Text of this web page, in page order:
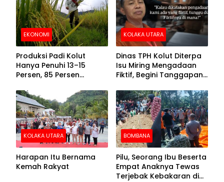
EKONOMI
Produksi Padi Kolut
Hanya Penuhi 13–15
Persen, 85 Persen
Daerah Tetangga
KOLAKA UTARA
Dinas TPH Kolut Diterpa
Isu Miring Mengadaan
Fiktif, Begini Tanggapan
KOLAKA UTARA
Harapan Itu Bernama
Kemah Rakyat
BOMBANA
Pilu, Seorang Ibu Beserta
Empat Anaknya Tewas
Terjebak Kebakaran di